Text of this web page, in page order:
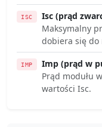
ISC
Isc (prąd
Maksymalny
dobiera się
IMP
Imp (prąd w
Prąd modułu
wartości Isc.